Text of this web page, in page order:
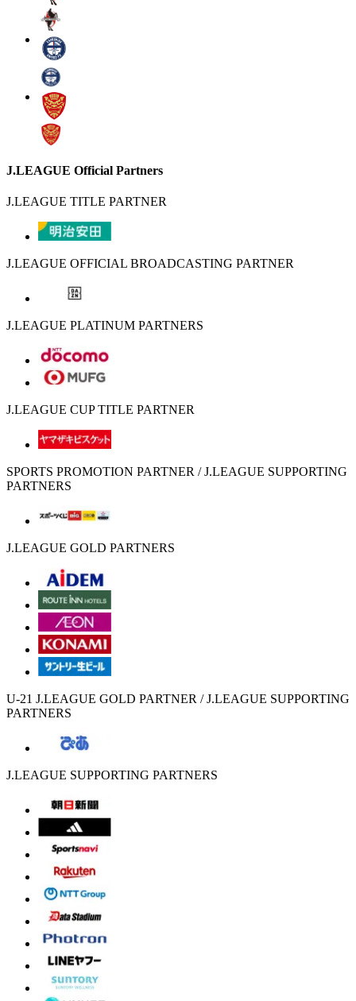
J.LEAGUE Official Partners
J.LEAGUE TITLE PARTNER
J.LEAGUE OFFICIAL BROADCASTING PARTNER
J.LEAGUE PLATINUM PARTNERS
J.LEAGUE CUP TITLE PARTNER
SPORTS PROMOTION PARTNER / J.LEAGUE SUPPORTING
PARTNERS
J.LEAGUE GOLD PARTNERS
U-21 J.LEAGUE GOLD PARTNER / J.LEAGUE SUPPORTING
PARTNERS
J.LEAGUE SUPPORTING PARTNERS